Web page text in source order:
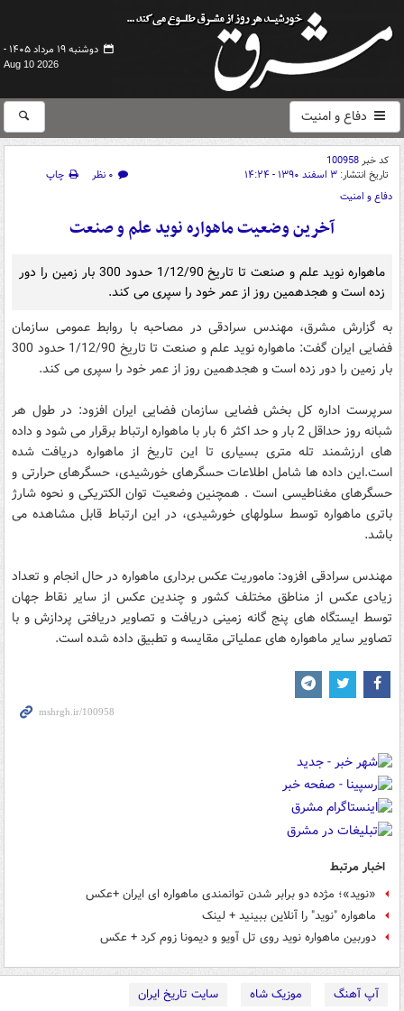
دوشنبه ۱۹ مرداد ۱۴۰۵ -
Aug 10 2026
دفاع و امنیت
کد خبر100958
تاریخ انتشار: ۳ اسفند ۱۳۹۰ - ۱۴:۲۴ ۰ نظر
چاپ
دفاع و امنیت
آخرین وضعیت ماهواره نوید علم و صنعت
ماهواره نوید علم و صنعت تا تاریخ 1/12/90 حدود 300 بار زمین را دور
زده است و هجدهمین روز از عمر خود را سپری می کند.
به گزارش مشرق، مهندس سرادقی در مصاحبه با روابط عمومی سازمان
فضایی ایران گفت: ماهواره نوید علم و صنعت تا تاریخ 1/12/90 حدود 300
بار زمین را دور زده است و هجدهمین روز از عمر خود را سپری می کند.
سرپرست اداره کل بخش فضایی سازمان فضایی ایران افزود: در طول هر
شبانه روز حداقل 2 بار و حد اکثر 6 بار با ماهواره ارتباط برقرار می شود و داده
های ارزشمند تله متری بسیاری تا این تاریخ از ماهواره دریافت شده
است.این داده ها شامل اطلاعات حسگرهای خورشیدی، حسگرهای حرارتی و
حسگرهای مغناطیسی است . همچنین وضعیت توان الکتریکی و نحوه شارژ
باتری ماهواره توسط سلولهای خورشیدی، در این ارتباط قابل مشاهده می
باشد.
مهندس سرادقی افزود: ماموریت عکس برداری ماهواره در حال انجام و تعداد
زیادی عکس از مناطق مختلف کشور و چندین عکس از سایر نقاط جهان
توسط ایستگاه های پنج گانه زمینی دریافت و تصاویر دریافتی پردازش و با
تصاویر سایر ماهواره های عملیاتی مقایسه و تطبیق داده شده است.
اخبار مرتبط
«نوید»؛ مژده دو برابر شدن توانمندی ماهواره ای ایران +عکس
ماهواره "نوید" را آنلاین ببینید + لینک
دوربین ماهواره نوید روی تل آویو و دیمونا زوم کرد + عکس
آپ آهنگ موزیک شاه
سایت تاریخ ایران